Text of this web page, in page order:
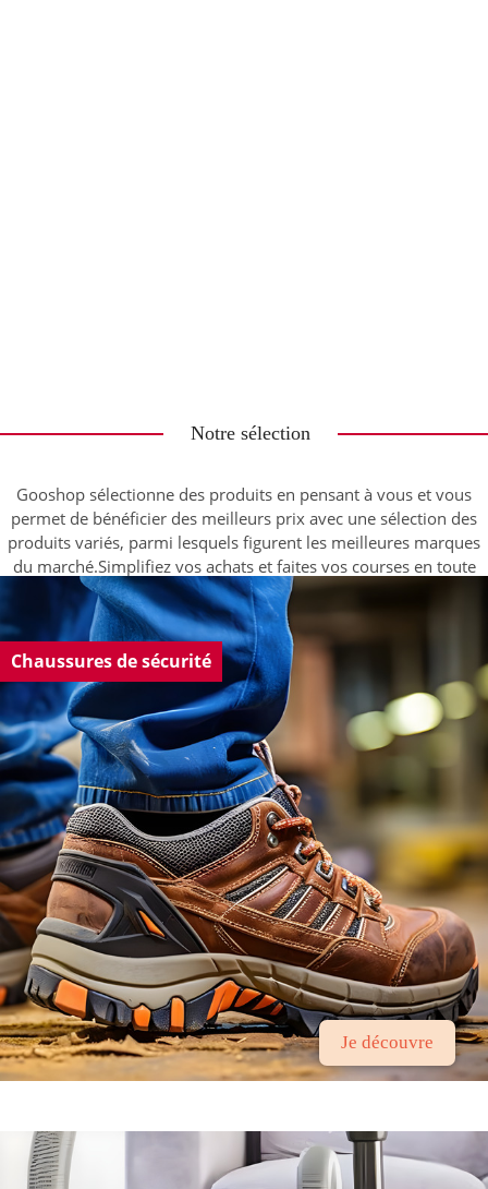
Notre sélection
Gooshop sélectionne des produits en pensant à vous et vous
permet de bénéficier des meilleurs prix avec une sélection des
produits variés, parmi lesquels figurent les meilleures marques
du marché.Simplifiez vos achats et faites vos courses en toute
sécurité sans sortir de chez vous.
Chaussures de sécurité
Je découvre